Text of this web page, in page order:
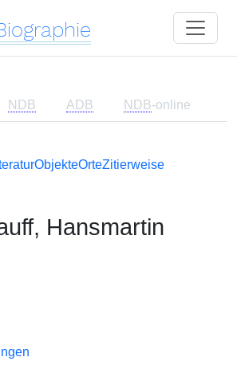
NDB ADB NDB-online
ObjekteOrteZitierweise
Hansmartin